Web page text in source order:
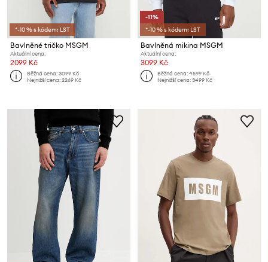
*-10 % s kódem: LST
Bavlněné tričko MSGM
Aktuální cena:
2099 Kč
Běžná cena:3099 Kč
Nejnižší cena:2269 Kč
-11%
*-10 % s kódem: LST
Bavlněná mikina MSGM
Aktuální cena:
3099 Kč
Běžná cena:4599 Kč
Nejnižší cena:3499 Kč